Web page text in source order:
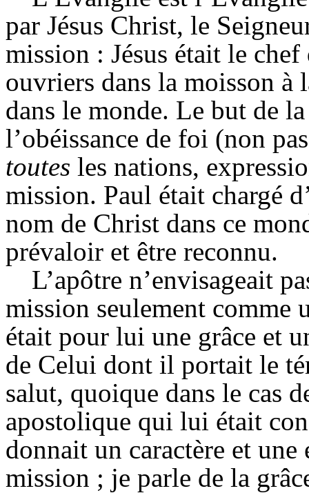
par Jésus Christ, le
mission : Jésus était le
ouvriers dans la moisson
dans le monde. Le but de
l’obéissance de foi (non
toutes les nations,
mission. Paul était chargé
nom de Christ dans ce
prévaloir et être reconnu.
L’apôtre n’envisageait
mission seulement comme
était pour lui une grâce et
de Celui dont il portait le
salut, quoique dans le cas
apostolique qui lui était
donnait un caractère et une
mission ; je parle de la